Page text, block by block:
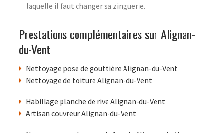
laquelle il faut changer sa zinguerie.
Prestations complémentaires sur Alignan-
du-Vent
Nettoyage pose de gouttière Alignan-du-Vent
Nettoyage de toiture Alignan-du-Vent
Habillage planche de rive Alignan-du-Vent
Artisan couvreur Alignan-du-Vent